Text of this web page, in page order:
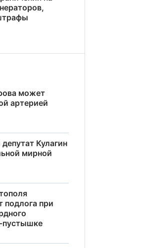
может
артерией
Кулагин
мирной
подлога при
пустышке